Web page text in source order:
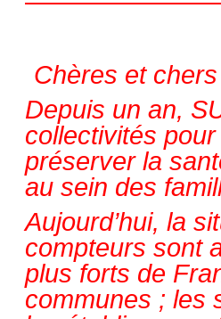
Chères et
Depuis un an,
collectivités
préserver la
au sein des
Aujourd’hui, la
compteurs sont
plus forts de
communes ; les